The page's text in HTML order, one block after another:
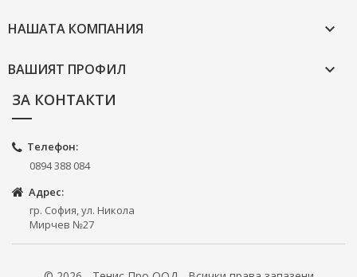
НАШАТА КОМПАНИЯ 
ВАШИЯТ ПРОФИЛ

ЗА КОНТАКТИ
Телефон:
0894 388 084
Адрес:
гр. София, ул. Никола
Мирчев №27